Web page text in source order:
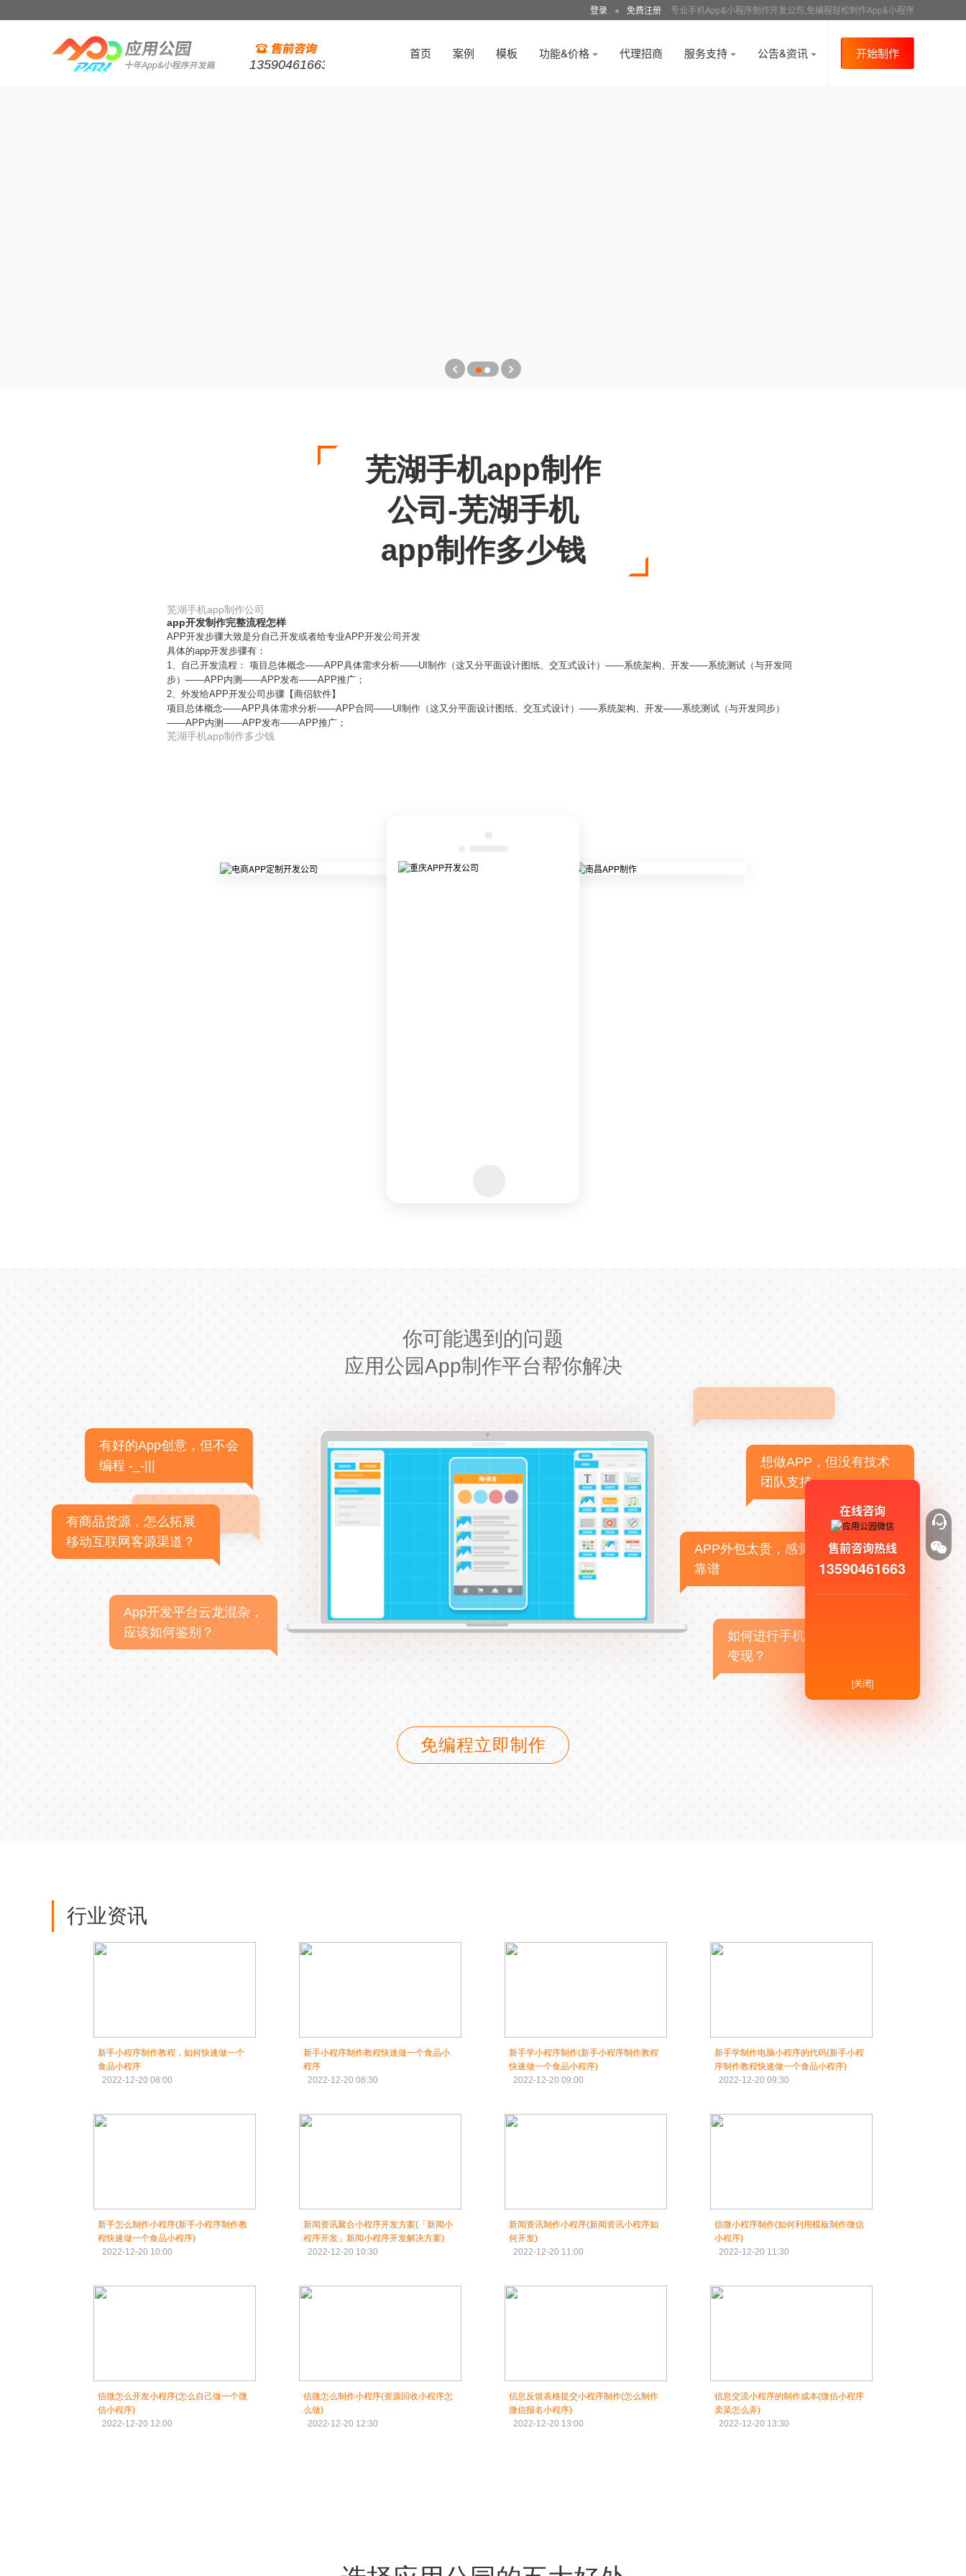
登录 ● 免费注册 专业手机App&小程序制作开发公司,免编程轻松制作App&小程序
13590461663
首页 案例 模板 功能&价格 代理招商 服务支持 公告&资讯 开始制作
芜湖手机app制作
公司-芜湖手机
app制作多少钱
芜湖手机app制作公司
app开发制作完整流程怎样
APP开发步骤大致是分自己开发或者给专业APP开发公司开发
具体的app开发步骤有：
1、自己开发流程： 项目总体概念——APP具体需求分析——UI制作（这又分平面设计图纸、交互式设计）——系统架构、开发——系统测试（与开发同
步）——APP内测——APP发布——APP推广；
2、外发给APP开发公司步骤【商侣软件】
项目总体概念——APP具体需求分析——APP合同——UI制作（这又分平面设计图纸、交互式设计）——系统架构、开发——系统测试（与开发同步）
——APP内测——APP发布——APP推广；
芜湖手机app制作多少钱
你可能遇到的问题
应用公园App制作平台帮你解决
有好的App创意，但不会
编程 -_-|||
有商品货源，怎么拓展
移动互联网客源渠道？
App开发平台云龙混杂，
应该如何鉴别？
想做APP，但没有技术
团队支持
APP外包太贵，感觉不
靠谱
如何进行手机APP商业
变现？
免编程立即制作
行业资讯
新手小程序制作教程，如何快速做一个
食品小程序
2022-12-20 08:00
新手小程序制作教程快速做一个食品小
程序
2022-12-20 08:30
新手学小程序制作(新手小程序制作教程
快速做一个食品小程序)
2022-12-20 09:00
新手学制作电脑小程序的代码(新手小程
序制作教程快速做一个食品小程序)
2022-12-20 09:30
新手怎么制作小程序(新手小程序制作教
程快速做一个食品小程序)
2022-12-20 10:00
新闻资讯聚合小程序开发方案(「新闻小
程序开发」新闻小程序开发解决方案)
2022-12-20 10:30
新闻资讯制作小程序(新闻资讯小程序如
何开发)
2022-12-20 11:00
信微小程序制作(如何利用模板制作微信
小程序)
2022-12-20 11:30
信微怎么开发小程序(怎么自己做一个微
信小程序)
2022-12-20 12:00
信微怎么制作小程序(资源回收小程序怎
么做)
2022-12-20 12:30
信息反馈表格提交小程序制作(怎么制作
微信报名小程序)
2022-12-20 13:00
信息交流小程序的制作成本(微信小程序
卖菜怎么弄)
2022-12-20 13:30
在线咨询
售前咨询热线
13590461663
[关闭]